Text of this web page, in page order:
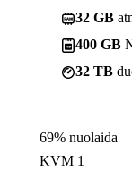
32 GB
400 GB
32 TB
69% nuolaida
KVM 1